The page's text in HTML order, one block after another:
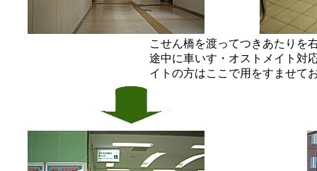
こせん橋を渡ってつきあたりを
途中に車いす・オストメイト対
イトの方はここで用をすませて